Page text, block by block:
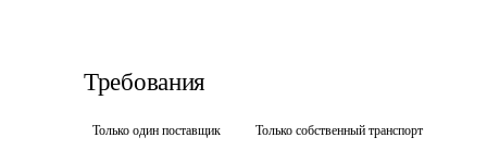
Требования
Только один поставщик Только собственный транспорт